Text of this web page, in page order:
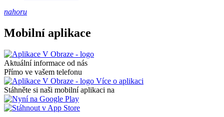
nahoru
Mobilní aplikace
Aktuální informace od nás
Přímo ve vašem telefonu
Více o aplikaci
Stáhněte si naši mobilní aplikaci na